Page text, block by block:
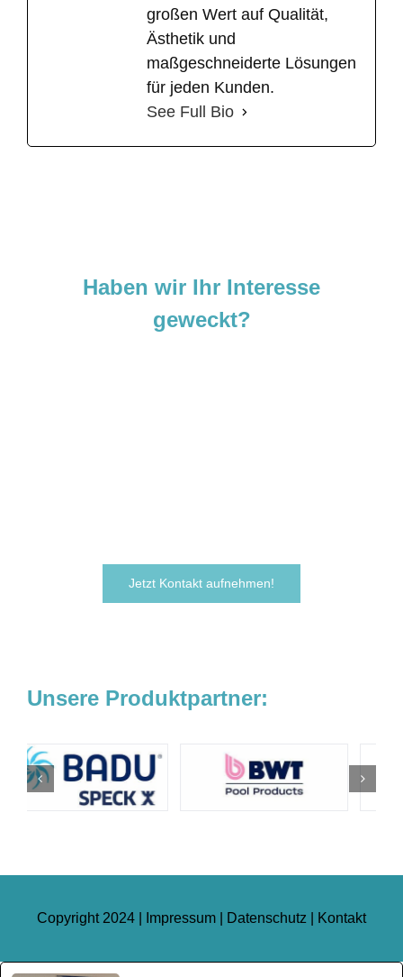
großen Wert auf Qualität,
Ästhetik und
maßgeschneiderte Lösungen
für jeden Kunden.
See Full Bio
Haben wir Ihr Interesse
geweckt?
Jetzt Kontakt aufnehmen!
Unsere Produktpartner:
Copyright 2024 | Impressum Datenschutz Kontakt